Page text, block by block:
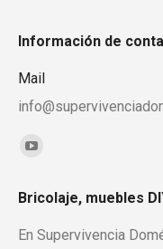
Información de
Mail
Encuéntranos en:
YouTube
opens
in
Bricolaje, muebles
En Supervivencia